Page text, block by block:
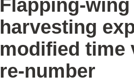
harvesting
modified time
re‑number